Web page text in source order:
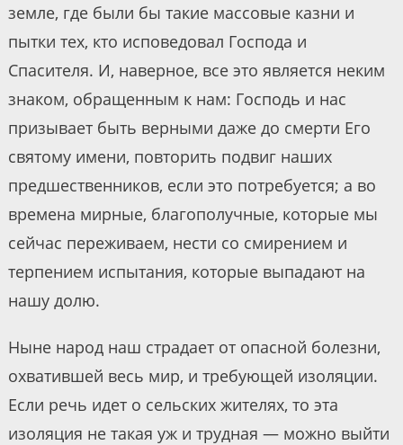
земле, где были бы такие массовые казни и
пытки тех, кто исповедовал Господа и
Спасителя. И, наверное, все это является неким
знаком, обращенным к нам: Господь и нас
призывает быть верными даже до смерти Его
святому имени, повторить подвиг наших
предшественников, если это потребуется; а во
времена мирные, благополучные, которые мы
сейчас переживаем, нести со смирением и
терпением испытания, которые выпадают на
нашу долю.
Ныне народ наш страдает от опасной болезни,
охватившей весь мир, и требующей изоляции.
Если речь идет о сельских жителях, то эта
изоляция не такая уж и трудная — можно выйти